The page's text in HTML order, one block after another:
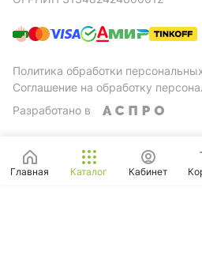
Политика обработки
Соглашение на обработку
Разработано в
Главная Каталог Кабинет